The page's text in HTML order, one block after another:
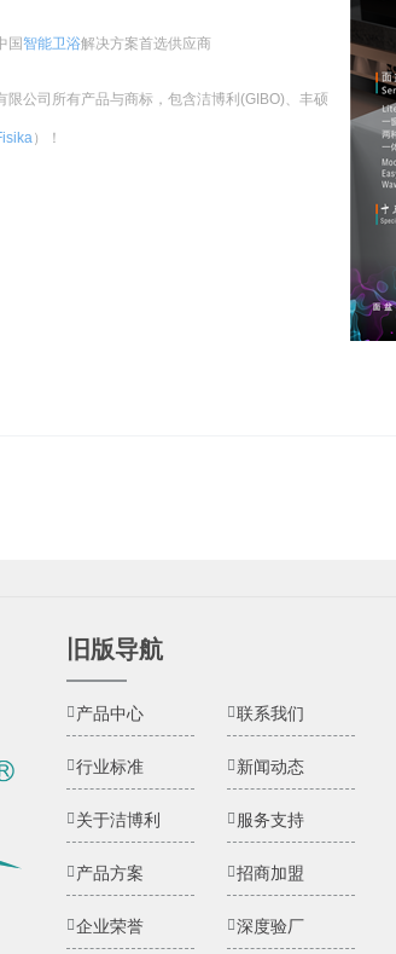
国智能卫浴解决方案首选供应商
公司所有产品与商标，包含洁博利(GIBO)、丰硕
）！
旧版导航
产品中心 联系我们
行业标准 新闻动态
关于洁博利 服务支持
产品方案 招商加盟
企业荣誉 深度验厂